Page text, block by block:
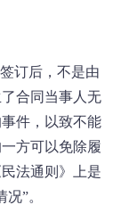
订后，不是由
合同当事人无
件，以致不能
方可以免除履
法通则》上是
”。